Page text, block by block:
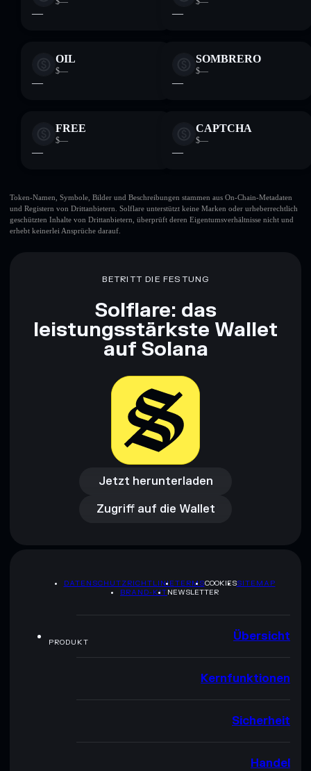
— —
OIL
$—
—
SOMBRERO
$—
—
FREE
$—
—
CAPTCHA
$—
—
Token-Namen, Symbole, Bilder und Beschreibungen stammen aus On-Chain-Metadaten
und Registern von Drittanbietern. Solflare unterstützt keine Marken oder urheberrechtlich
geschützten Inhalte von Drittanbietern, überprüft deren Eigentumsverhältnisse nicht und
erhebt keinerlei Ansprüche darauf.
BETRITT DIE FESTUNG
Solflare: das
leistungsstärkste Wallet
auf Solana
Jetzt herunterladen
Jetzt herunterladen
Zugriff auf die Wallet
Zugriff auf die Wallet
DATENSCHUTZRICHTLINIETERMSCOOKIESSITEMAP
BRAND-KITNEWSLETTER
PRODUKT Übersicht
Kernfunktionen
Sicherheit
Handel